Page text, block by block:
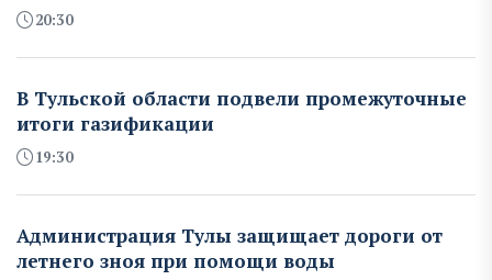
20:30
В Тульской области подвели промежуточные
итоги газификации
19:30
Администрация Тулы защищает дороги от
летнего зноя при помощи воды